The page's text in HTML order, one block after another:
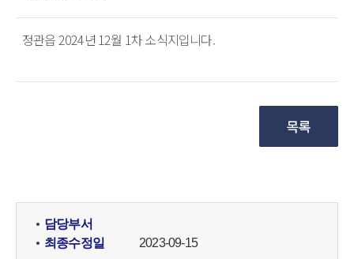
정관읍 2024년 12월 1차 소식지입니다.
담당부서
최종수정일
2023-09-15